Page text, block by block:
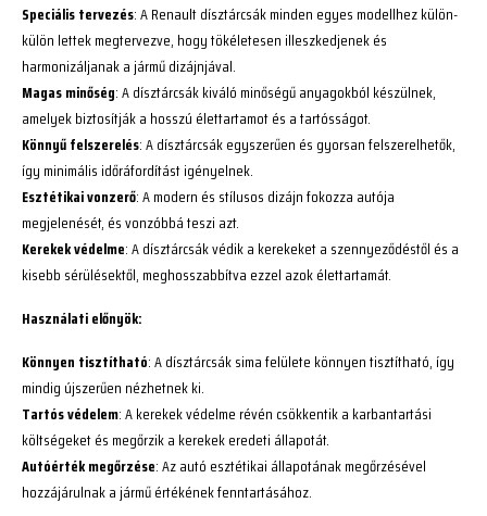
Speciális tervezés: A Renault dísztárcsák minden egyes modellhez külön-
külön lettek megtervezve, hogy tökéletesen illeszkedjenek és
harmonizáljanak a jármű dizájnjával.
Magas minőség: A dísztárcsák kiváló minőségű anyagokból készülnek,
amelyek biztosítják a hosszú élettartamot és a tartósságot.
Könnyű felszerelés: A dísztárcsák egyszerűen és gyorsan felszerelhetők,
így minimális időráfordítást igényelnek.
Esztétikai vonzerő: A modern és stílusos dizájn fokozza autója
megjelenését, és vonzóbbá teszi azt.
Kerekek védelme: A dísztárcsák védik a kerekeket a szennyeződéstől és a
kisebb sérülésektől, meghosszabbítva ezzel azok élettartamát.
Használati előnyök:
Könnyen tisztítható: A dísztárcsák sima felülete könnyen tisztítható, így
mindig újszerűen nézhetnek ki.
Tartós védelem: A kerekek védelme révén csökkentik a karbantartási
költségeket és megőrzik a kerekek eredeti állapotát.
Autóérték megőrzése: Az autó esztétikai állapotának megőrzésével
hozzájárulnak a jármű értékének fenntartásához.